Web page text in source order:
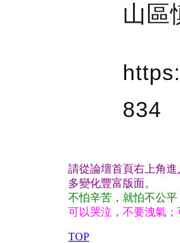
山區
834
請從論壇首頁右上角
多變化豐富版面。
不怕辛苦，就怕不公
可以哭泣，不要洩氣；
TOP